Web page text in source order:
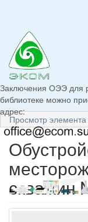
Заключения ОЭЭ для
библиотеке можно
адрес:
Просмотр элемента
скважин